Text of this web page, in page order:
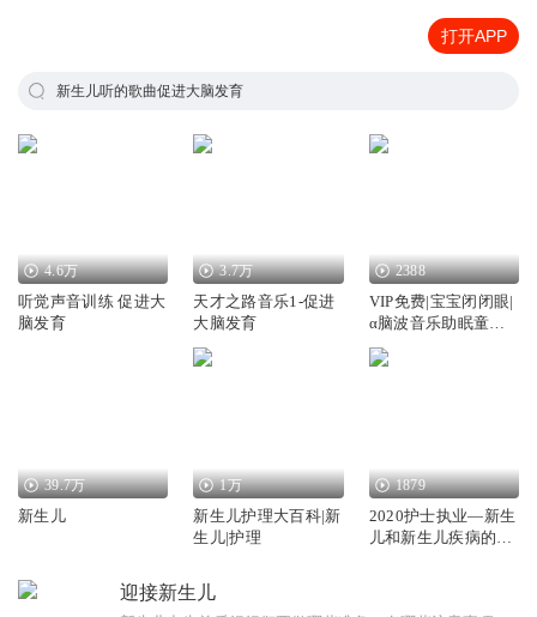
打开APP
新生儿听的歌曲促进大脑发育
4.6万
听觉声音训练 促进大
脑发育
3.7万
天才之路音乐1-促进
大脑发育
2388
VIP免费|宝宝闭闭眼|
α脑波音乐助眠童话|
促进大脑发育
39.7万
新生儿
1万
新生儿护理大百科|新
生儿|护理
1879
2020护士执业—新生
儿和新生儿疾病的护
迎接新生儿